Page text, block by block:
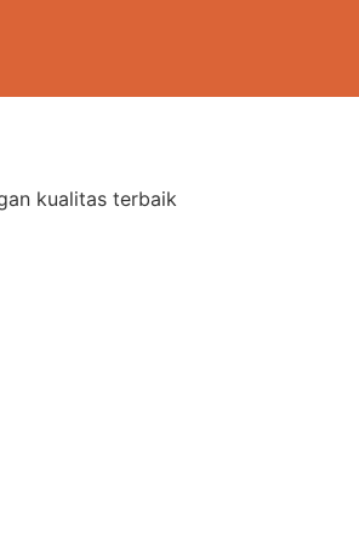
kualitas terbaik